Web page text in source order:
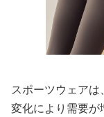
スポーツウェア
変化により需要が